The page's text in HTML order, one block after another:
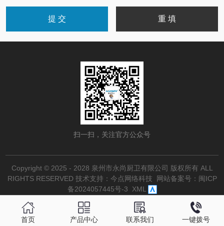
扫一扫，关注官方公众号
Copyright © 2025 - 2028 泉州市永尚厨卫有限公司 版权所有 ALL
RIGHTS RESERVED技术支持：今点网络科技 网站备案号： 闽ICP
备2024057445号-3
XML
首页 产品中心 联系我们 一键拨号